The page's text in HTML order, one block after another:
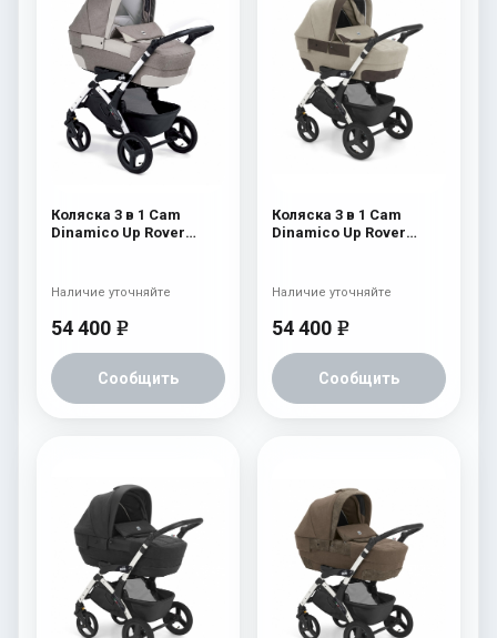
Коляска 3 в 1 Cam
Dinamico Up Rover
54 400 e
Сообщить
Наличие уточняйте
Коляска 3 в 1 Cam
Dinamico Up Rover
54 400 e
Сообщить
Наличие уточняйте